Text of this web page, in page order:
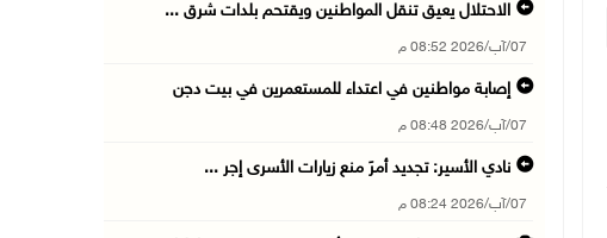
الاحتلال يعيق تنقل المواطنين ويقتحم بلدات شرق ...
07/آب/2026 08:52 م
إصابة مواطنين في اعتداء للمستعمرين في بيت دجن
07/آب/2026 08:48 م
نادي الأسير: تجديد أمرَ منع زيارات الأسرى إجر ...
07/آب/2026 08:24 م